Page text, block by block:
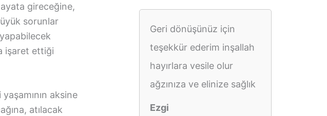
gireceğine,
sorunlar
işaret ettiği
yaşamının aksine
atılacak
Geri dönüşünüz için
teşekkür ederim inşallah
hayırlara vesile olur
ağzınıza ve elinize sağlık
Ezgi